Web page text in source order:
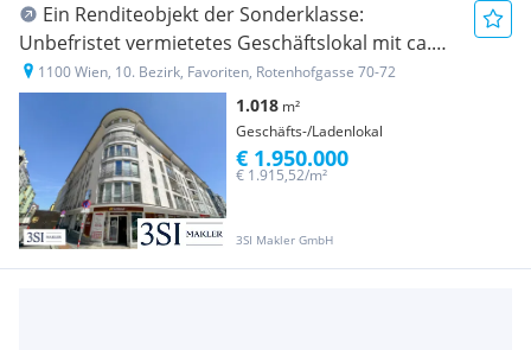
Ein Renditeobjekt der Sonderklasse:
Unbefristet vermietetes Geschäftslokal mit ca.
4% Rendite
1100 Wien, 10. Bezirk, Favoriten, Rotenhofgasse 70-72
1.018 m²
Geschäfts-/Ladenlokal
3SI Makler GmbH
€ 1.915,52/m²
€ 1.950.000